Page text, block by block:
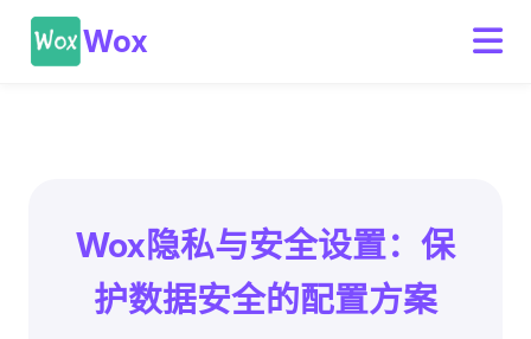
Wox
Wox隐私与安全设置：保
护数据安全的配置方案